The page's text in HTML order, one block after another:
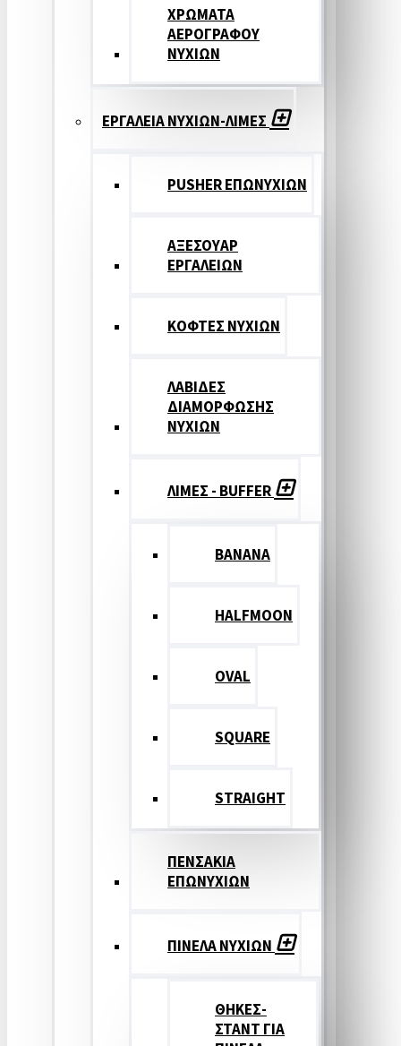
ΧΡΩΜΑΤΑ
ΑΕΡΟΓΡΑΦΟΥ
ΝΥΧΙΩΝ
ΕΡΓΑΛΕΙΑ ΝΥΧΙΩΝ-ΛΙΜΕΣ
PUSHER ΕΠΩΝΥΧΙΩΝ
ΑΞΕΣΟΥΑΡ
ΕΡΓΑΛΕΙΩΝ
ΚΟΦΤΕΣ ΝΥΧΙΩΝ
ΛΑΒΙΔΕΣ
ΔΙΑΜΟΡΦΩΣΗΣ
ΝΥΧΙΩΝ
ΛΙΜΕΣ - BUFFER
BANANA
HALFMOON
OVAL
SQUARE
STRAIGHT
ΠΕΝΣΑΚΙΑ
ΕΠΩΝΥΧΙΩΝ
ΠΙΝΕΛΑ ΝΥΧΙΩΝ
ΘΗΚΕΣ-
ΣΤΑΝΤ ΓΙΑ